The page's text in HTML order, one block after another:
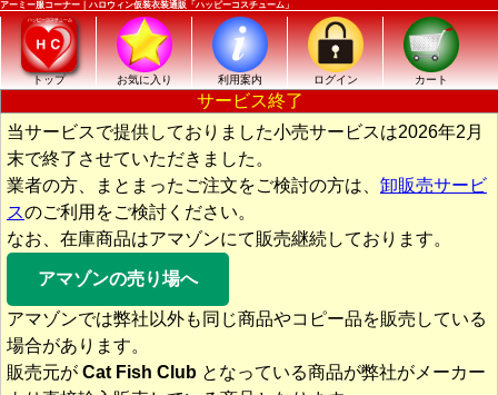
アーミー服コーナー｜ハロウィン仮装衣装通販「ハッピーコスチューム」
トップ お気に入り 利用案内 ログイン カート
サービス終了
当サービスで提供しておりました小売サービスは2026年2月
末で終了させていただきました。
業者の方、まとまったご注文をご検討の方は、 卸販売サービ
スのご利用をご検討ください。
なお、在庫商品はアマゾンにて販売継続しております。
アマゾンの売り場へ
アマゾンでは弊社以外も同じ商品やコピー品を販売している
場合があります。
販売元が Cat Fish Club となっている商品が弊社がメーカー